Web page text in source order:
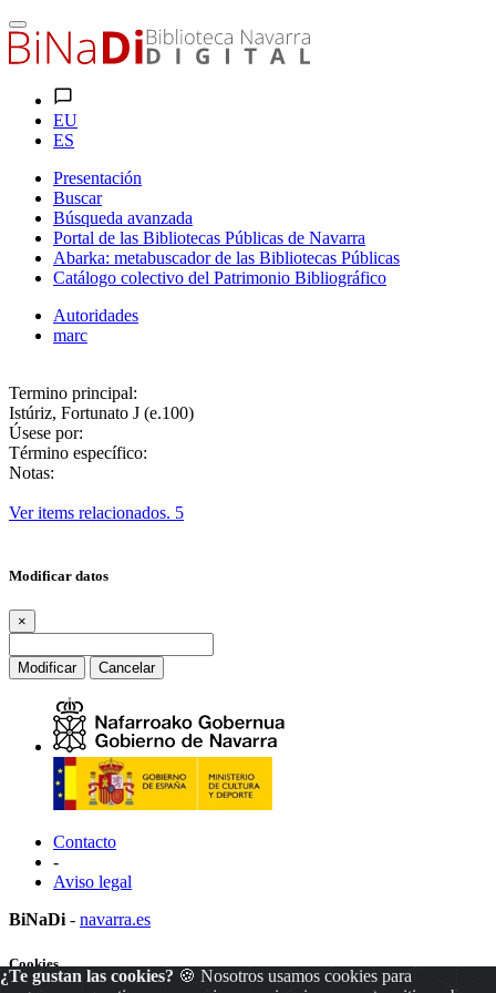
EU
ES
Presentación
Buscar
Búsqueda avanzada
Portal de las Bibliotecas Públicas de Navarra
Abarka: metabuscador de las Bibliotecas Públicas
Catálogo colectivo del Patrimonio Bibliográfico
Autoridades
marc
Termino principal:
Istúriz, Fortunato J (e.100)
Úsese por:
Término específico:
Notas:
Ver items relacionados. 5
Modificar datos
×
Modificar Cancelar
Contacto
-
Aviso legal
BiNaDi - navarra.es
¿Te gustan las cookies? 🍪 Nosotros usamos cookies para
Cookies